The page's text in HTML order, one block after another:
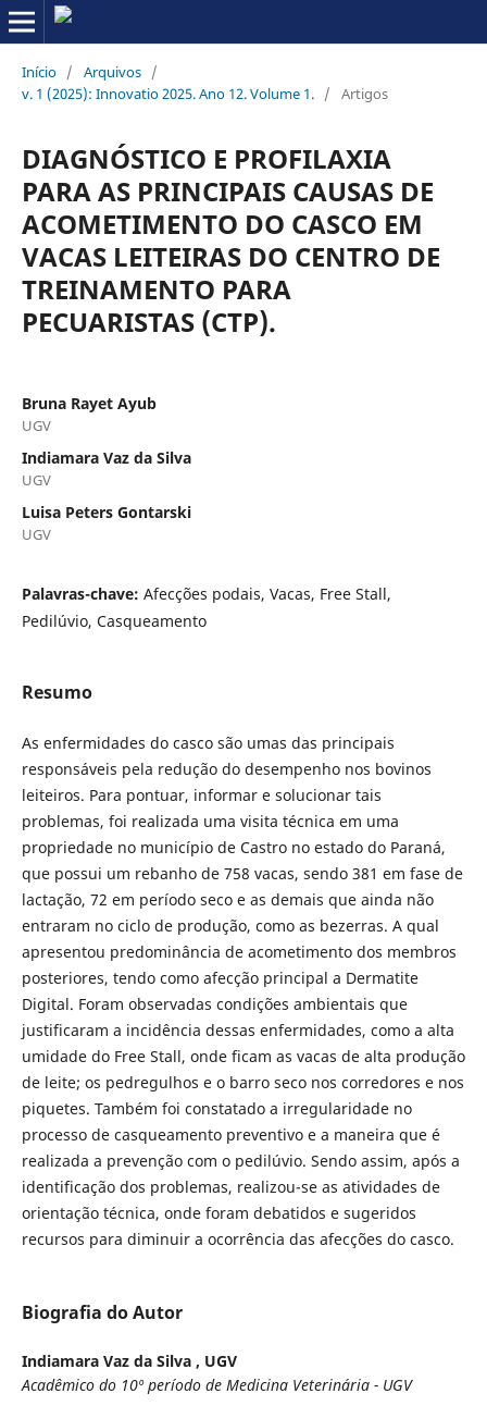
Início / Arquivos /
v. 1 (2025): Innovatio 2025. Ano 12. Volume 1. / Artigos
DIAGNÓSTICO E PROFILAXIA
PARA AS PRINCIPAIS CAUSAS DE
ACOMETIMENTO DO CASCO EM
VACAS LEITEIRAS DO CENTRO DE
TREINAMENTO PARA
PECUARISTAS (CTP).
Bruna Rayet Ayub
UGV
Indiamara Vaz da Silva
UGV
Luisa Peters Gontarski
UGV
Palavras-chave: Afecções podais, Vacas, Free Stall,
Pedilúvio, Casqueamento
Resumo
As enfermidades do casco são umas das principais
responsáveis pela redução do desempenho nos bovinos
leiteiros. Para pontuar, informar e solucionar tais
problemas, foi realizada uma visita técnica em uma
propriedade no município de Castro no estado do Paraná,
que possui um rebanho de 758 vacas, sendo 381 em fase de
lactação, 72 em período seco e as demais que ainda não
entraram no ciclo de produção, como as bezerras. A qual
apresentou predominância de acometimento dos membros
posteriores, tendo como afecção principal a Dermatite
Digital. Foram observadas condições ambientais que
justificaram a incidência dessas enfermidades, como a alta
umidade do Free Stall, onde ficam as vacas de alta produção
de leite; os pedregulhos e o barro seco nos corredores e nos
piquetes. Também foi constatado a irregularidade no
processo de casqueamento preventivo e a maneira que é
realizada a prevenção com o pedilúvio. Sendo assim, após a
identificação dos problemas, realizou-se as atividades de
orientação técnica, onde foram debatidos e sugeridos
recursos para diminuir a ocorrência das afecções do casco.
Biografia do Autor
Indiamara Vaz da Silva , UGV
Acadêmico do 10º período de Medicina Veterinária - UGV